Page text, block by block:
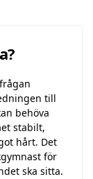
till
behöva
stabilt,
hårt. Det
för
ska sitta.